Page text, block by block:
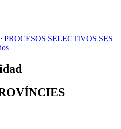
PROCESOS SELECTIVOS SES